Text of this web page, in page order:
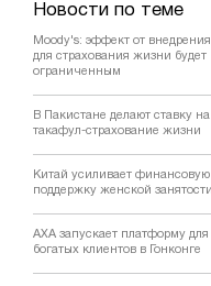
Новости по теме
Moody's: эффект от
для страхования жизни будет
ограниченным
В Пакистане делают ставку на
такафул-страхование жизни
Китай усиливает финансовую
поддержку женской занятости
AXA запускает платформу для
богатых клиентов в Гонконге